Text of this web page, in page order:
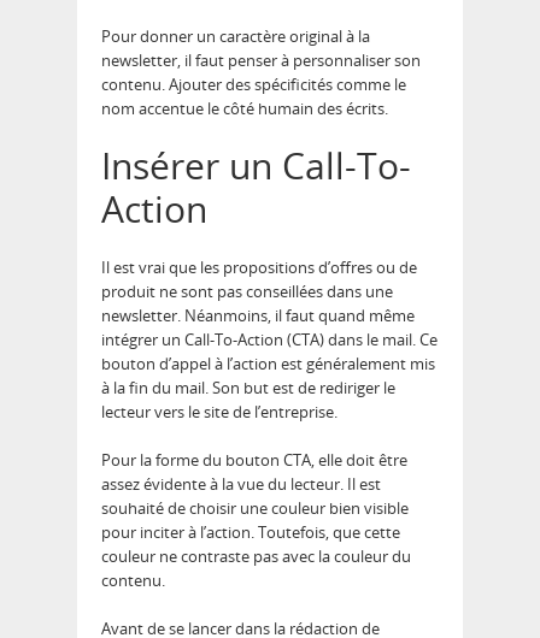
Pour donner un caractère original à la
newsletter, il faut penser à personnaliser son
contenu. Ajouter des spécificités comme le
nom accentue le côté humain des écrits.
Insérer un Call-To-
Action
Il est vrai que les propositions d’offres ou de
produit ne sont pas conseillées dans une
newsletter. Néanmoins, il faut quand même
intégrer un Call-To-Action (CTA) dans le mail. Ce
bouton d’appel à l’action est généralement mis
à la fin du mail. Son but est de rediriger le
lecteur vers le site de l’entreprise.
Pour la forme du bouton CTA, elle doit être
assez évidente à la vue du lecteur. Il est
souhaité de choisir une couleur bien visible
pour inciter à l’action. Toutefois, que cette
couleur ne contraste pas avec la couleur du
contenu.
Avant de se lancer dans la rédaction de